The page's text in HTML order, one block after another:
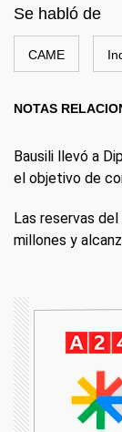
Se habló de
CAME
NOTAS
Bausili llevó a
el objetivo de
Las reservas
millones y